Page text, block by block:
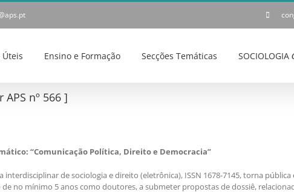
Úteis Ensino e Formação Secções Temáticas
APS nº 566 ]
“Comunicação Política, Direito e Democracia”
interdisciplinar de sociologia e direito (eletrônica), ISSN 1678-7145, torna
no mínimo 5 anos como doutores, a submeter propostas de dossiê,